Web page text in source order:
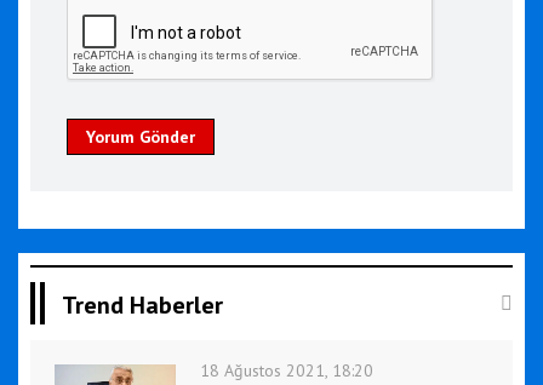
Yorum Gönder
Trend Haberler
18 Ağustos 2021, 18:20